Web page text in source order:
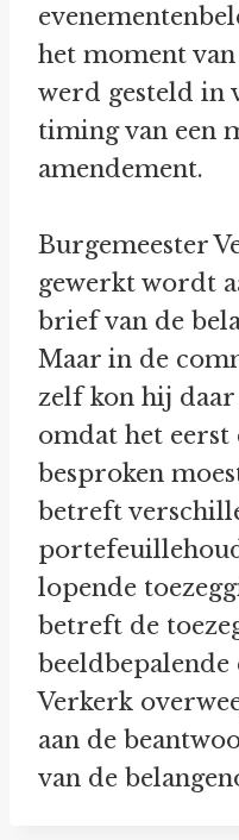
het moment
werd gesteld in
timing van een
amendement.
Burgemeester
gewerkt wordt
brief van de
Maar in de
zelf kon hij
omdat het eerst
besproken
betreft
lopende
betreft de
beeldbepalende
Verkerk
aan de
van de